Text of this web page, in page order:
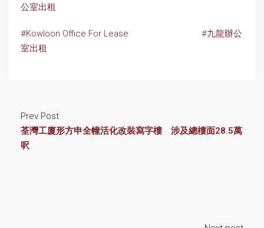
公室出租
#Kowloon Office For Lease
#九龍辦公
室出租
Prev Post
荃灣工廈形方申全幢活化改裝寫字樓 涉及總樓面28.5萬
呎